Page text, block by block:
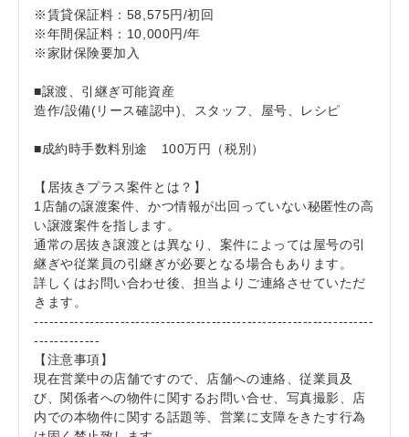
※賃貸保証料：58,575円/初回
※年間保証料：10,000円/年
※家財保険要加入
■譲渡、引継ぎ可能資産
造作/設備(リース確認中)、スタッフ、屋号、レシピ
■成約時手数料別途 100万円（税別）
【居抜きプラス案件とは？】
1店舗の譲渡案件、かつ情報が出回っていない秘匿性の高
い譲渡案件を指します。
通常の居抜き譲渡とは異なり、案件によっては屋号の引
継ぎや従業員の引継ぎが必要となる場合もあります。
詳しくはお問い合わせ後、担当よりご連絡させていただ
きます。
-------------------------------------------------------------------
-------------
【注意事項】
現在営業中の店舗ですので、店舗への連絡、従業員及
び、関係者への物件に関するお問い合せ、写真撮影、店
内での本物件に関する話題等、営業に支障をきたす行為